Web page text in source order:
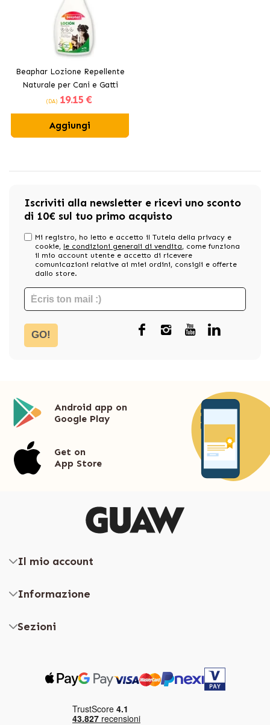
Beaphar Lozione Repellente
Naturale per Cani e Gatti
(DA) 19.15 €
Aggiungi
Iscriviti alla newsletter e ricevi uno sconto
di 10€ sul tuo primo acquisto
Mi registro, ho letto e accetto il Tutela della privacy e
cookie, le condizioni generali di vendita, come funziona
il mio account utente e accetto di ricevere
comunicazioni relative ai miei ordini, consigli e offerte
dallo store.
GO!
Android app on
Google Play
Get on
App Store
Il mio account
Informazione
Sezioni